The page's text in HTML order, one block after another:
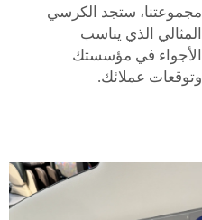
مجموعتنا، ستجد الكرسي
المثالي الذي يناسب
الأجواء في مؤسستك
وتوقعات عملائك.